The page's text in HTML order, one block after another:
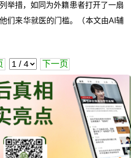
举措，如同为外籍患者打开了一扇
们来华就医的门槛。（本文由AI辅
下一页